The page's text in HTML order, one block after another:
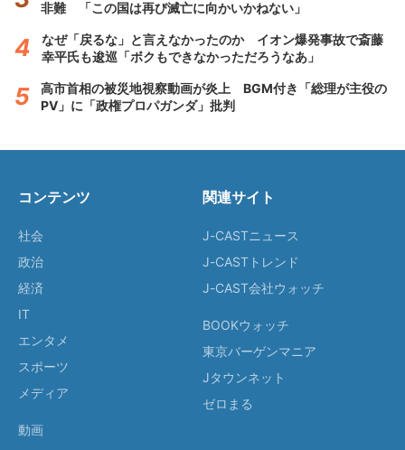
非難 「この国は再び滅亡に向かいかねない」
なぜ「戻るな」と言えなかったのか イオン爆発事故で斎藤
幸平氏も逡巡「ボクもできなかっただろうなあ」
高市首相の被災地視察動画が炎上 BGM付き「総理が主役の
PV」に「政権プロパガンダ」批判
コンテンツ
社会
政治
経済
IT
エンタメ
スポーツ
メディア
動画
関連サイト
J-CASTニュース
J-CASTトレンド
J-CAST会社ウォッチ
BOOKウォッチ
東京バーゲンマニア
Jタウンネット
ゼロまる